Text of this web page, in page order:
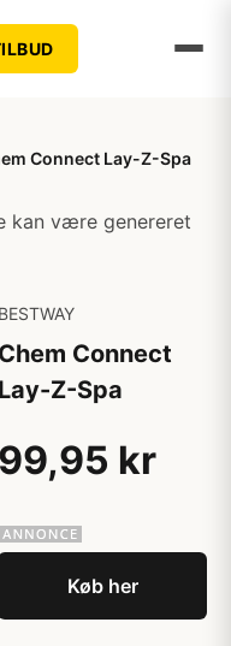
Connect Lay-Z-Spa
kan være genereret
BESTWAY
Chem Connect
Lay-Z-Spa
99,95 kr
Køb her